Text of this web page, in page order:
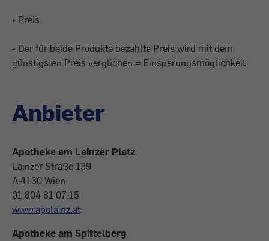
• Preis
- Der für beide Produkte bezahlte Preis wird mit dem
günstigsten Preis verglichen = Einsparungsmöglichkeit
Anbieter
Apotheke am Lainzer Platz
Lainzer Straße 139
A-1130 Wien
01 804 81 07-15
www.apolainz.at
Apotheke am Spittelberg